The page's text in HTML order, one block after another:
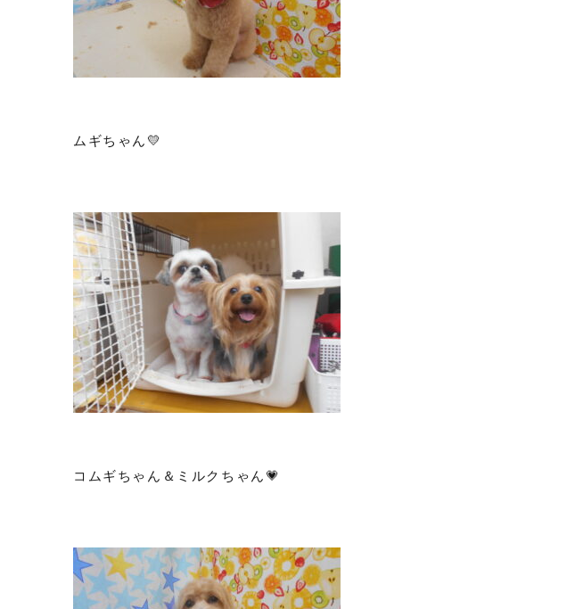
ムギちゃん💛
コムギちゃん＆ミルクちゃん💗